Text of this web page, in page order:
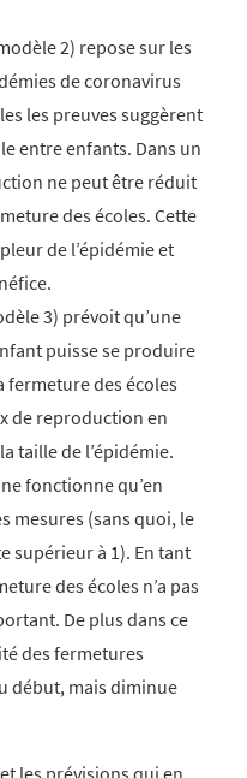
2) repose sur les
de coronavirus
les preuves suggèrent
entre enfants. Dans un
ne peut être réduit
des écoles. Cette
de l’épidémie et
3) prévoit qu’une
puisse se produire
fermeture des écoles
de reproduction en
taille de l’épidémie.
fonctionne qu’en
mesures (sans quoi, le
supérieur à 1). En tant
des écoles n’a pas
De plus dans ce
des fermetures
début, mais diminue